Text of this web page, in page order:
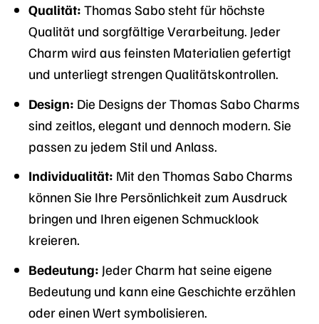
Qualität: Thomas Sabo steht für höchste
Qualität und sorgfältige Verarbeitung. Jeder
Charm wird aus feinsten Materialien gefertigt
und unterliegt strengen Qualitätskontrollen.
Design: Die Designs der Thomas Sabo Charms
sind zeitlos, elegant und dennoch modern. Sie
passen zu jedem Stil und Anlass.
Individualität: Mit den Thomas Sabo Charms
können Sie Ihre Persönlichkeit zum Ausdruck
bringen und Ihren eigenen Schmucklook
kreieren.
Bedeutung: Jeder Charm hat seine eigene
Bedeutung und kann eine Geschichte erzählen
oder einen Wert symbolisieren.